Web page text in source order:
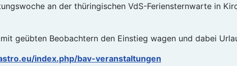
an der thüringischen VdS-Feriensternwarte in
geübten Beobachtern den Einstieg wagen und dabei
index.php/bav-veranstaltungen